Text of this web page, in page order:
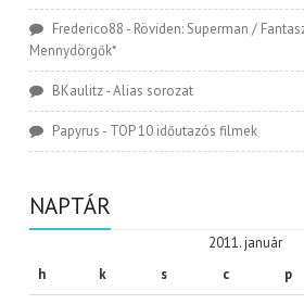
Frederico88 - Röviden: Superman /
Mennydörgők*
BKaulitz-Alias sorozat
Papyrus - TOP 10 időutazós filmek
NAPTÁR
2011. január
h
k s c p